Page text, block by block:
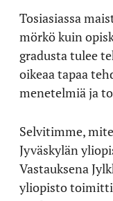
Tosiasiassa
mörkö kuin
gradusta tulee
oikeaa tapaa
menetelmiä ja
Selvitimme,
Jyväskylän
Vastauksena
yliopisto